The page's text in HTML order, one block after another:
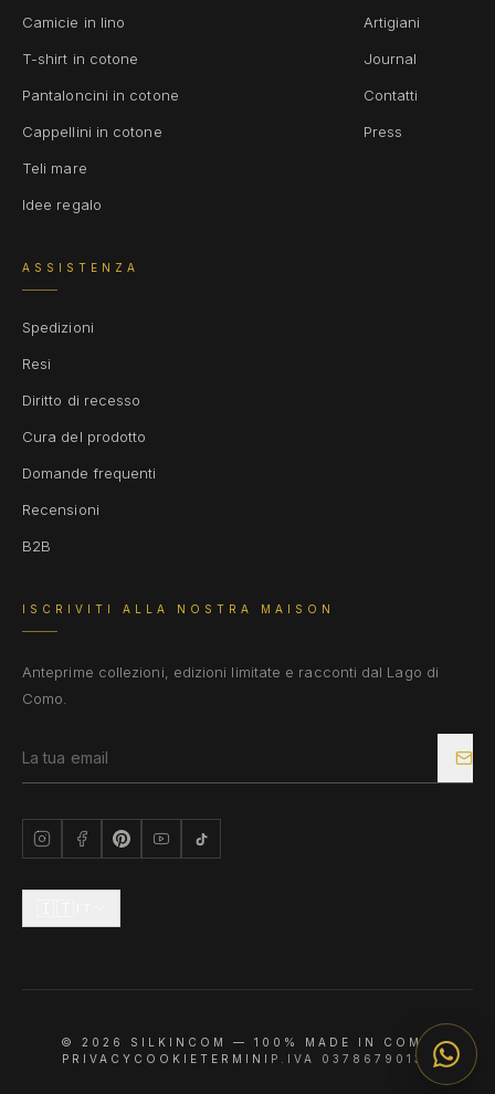
Camicie in lino
T-shirt in cotone
Pantaloncini in cotone
Cappellini in cotone
Teli mare
Idee regalo
Artigiani
Journal
Contatti
Press
ASSISTENZA
Spedizioni
Resi
Diritto di recesso
Cura del prodotto
Domande frequenti
Recensioni
B2B
ISCRIVITI ALLA NOSTRA MAISON
Anteprime collezioni, edizioni limitate e racconti dal Lago di
Como.
© 2026 SILKINCOM — 100% MADE IN COMO
PRIVACY COOKIE TERMINI P.IVA 03786790133